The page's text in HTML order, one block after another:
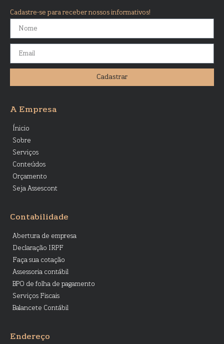
Cadastre-se para receber nossos informativos!
Cadastrar
A Empresa
Ínicio
Sobre
Serviços
Conteúdos
Orçamento
Seja Assescont
Contabilidade
Abertura de empresa
Declaração IRPF
Faça sua cotação
Assessoria contábil
BPO de folha de pagamento
Serviços Fiscais
Balancete Contábil
Endereço